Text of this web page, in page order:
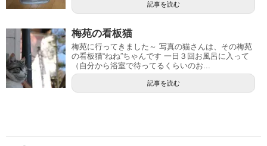
記事を読む
梅苑の看板猫
梅苑に行ってきました～ 写真の猫さんは、その梅苑
の看板猫“ねね”ちゃんです 一日３回お風呂に入って
（自分から浴室で待ってるくらいのお...
記事を読む